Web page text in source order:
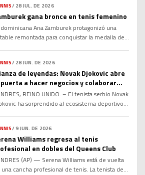
/ 28 JUL. DE 2026
gana bronce en tenis femenino
dominicana Ana Zamburek protagonizó una
remontada para conquistar la medalla de
al derrotar a la colombiana María Torres, en
por el tercer lugar. Luego de ceder el
set, Zamburek apeló a la paciencia, el
[…]
/ 28 JUN. DE 2026
de leyendas: Novak Djokovic abre
a hacer negocios y colaborar
Rafael Nadal y Roger Federer en el
REINO UNIDO. – El tenista serbio Novak
ha sorprendido al ecosistema deportivo y
de manera conjunta con sus dos más
rivales históricos en las canchas: el
Rafael Nadal y el suizo Roger Federer.
el anuncio formal […]
/9 JUN. DE 2026
Williams regresa al tenis
en dobles del Queens Club
(AP) — Serena Williams está de vuelta
una cancha profesional de tenis. La tenista de